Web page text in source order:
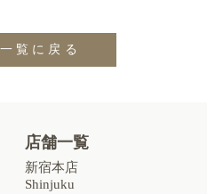
覧に戻る
店舗一覧
新宿本店
Shinjuku